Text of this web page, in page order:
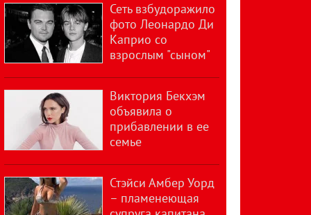
Сеть взбудоражило
фото Леонардо Ди
Каприо со
взрослым "сыном"
Виктория Бекхэм
объявила о
прибавлении в ее
семье
Стэйси Амбер Уорд
– пламенеющая